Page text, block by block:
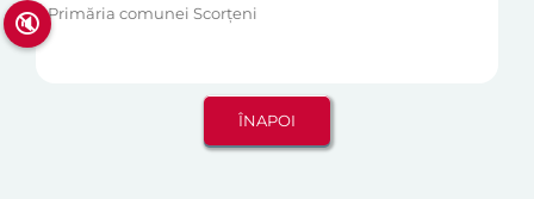
Primăria comunei Scorțeni
🔇